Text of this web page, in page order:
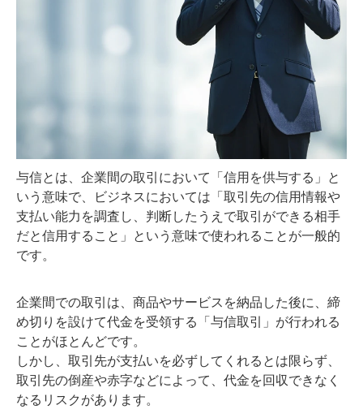
与信とは、企業間の取引において「信用を供与する」と
いう意味で、ビジネスにおいては「取引先の信用情報や
支払い能力を調査し、判断したうえで取引ができる相手
だと信用すること」という意味で使われることが一般的
です。
企業間での取引は、商品やサービスを納品した後に、締
め切りを設けて代金を受領する「与信取引」が行われる
ことがほとんどです。
しかし、取引先が支払いを必ずしてくれるとは限らず、
取引先の倒産や赤字などによって、代金を回収できなく
なるリスクがあります。